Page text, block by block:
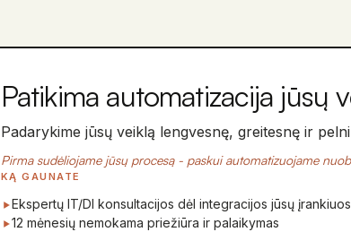
Patikima automatizacija jūsų
Padarykime jūsų veiklą lengvesnę, greitesnę ir
Pirma sudėliojame jūsų procesą - paskui automatizuojame
KĄ GAUNATE
Ekspertų IT/DI konsultacijos dėl integracijos jūsų
12 mėnesių nemokama priežiūra ir palaikymas